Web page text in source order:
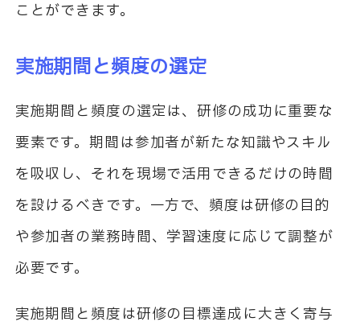
ことができます。
実施期間と頻度の選定
実施期間と頻度の選定は、研修の成功に重要な
要素です。期間は参加者が新たな知識やスキル
を吸収し、それを現場で活用できるだけの時間
を設けるべきです。一方で、頻度は研修の目的
や参加者の業務時間、学習速度に応じて調整が
必要です。
実施期間と頻度は研修の目標達成に大きく寄与